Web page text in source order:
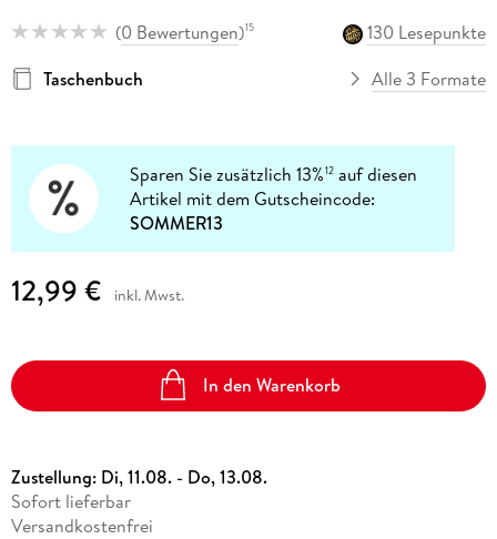
(0 Bewertungen)15
130 Lesepunkte
Taschenbuch
Alle 3 Formate
Sparen Sie zusätzlich 13%12 auf diesen
Artikel mit dem Gutscheincode:
SOMMER13
12,99 € inkl. Mwst.
In den Warenkorb
Zustellung: Di, 11.08. - Do, 13.08.
Sofort lieferbar
Versandkostenfrei